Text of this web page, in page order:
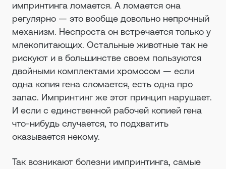
импринтинга ломается. А ломается она
регулярно — это вообще довольно непрочный
механизм. Неспроста он встречается только у
млекопитающих. Остальные животные так не
рискуют и в большинстве своем пользуются
двойными комплектами хромосом — если
одна копия гена сломается, есть одна про
запас. Импринтинг же этот принцип нарушает.
И если с единственной рабочей копией гена
что-нибудь случается, то подхватить
оказывается некому.
Так возникают болезни импринтинга, самые